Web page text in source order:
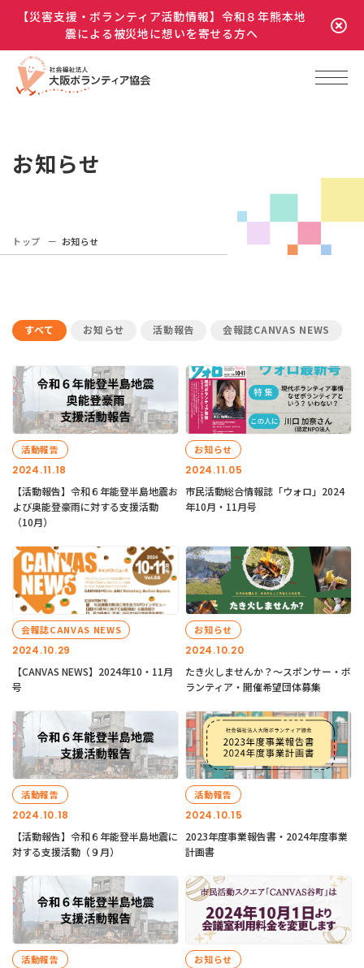
【災害支援・ボランティア活動情報】令和８年熊本地
震による被災地に想いを寄せる方へ
お知らせ
トップ お知らせ
すべて お知らせ 活動報告 会報誌CANVAS NEWS
2024.11.18
活動報告
【活動報告】令和６年能登半島地震お
よび奥能登豪雨に対する支援活動
（10月）
2024.11.05
お知らせ
市民活動総合情報誌「ウォロ」2024
年10月・11月号
2024.10.29
会報誌CANVAS NEWS
【CANVAS NEWS】2024年10・11月
号
2024.10.20
お知らせ
たき火しませんか？～スポンサー・ボ
ランティア・開催希望団体募集
2024.10.18
活動報告
【活動報告】令和６年能登半島地震に
対する支援活動（９月）
2024.10.15
活動報告
2023年度事業報告書・2024年度事業
計画書
活動報告 お知らせ